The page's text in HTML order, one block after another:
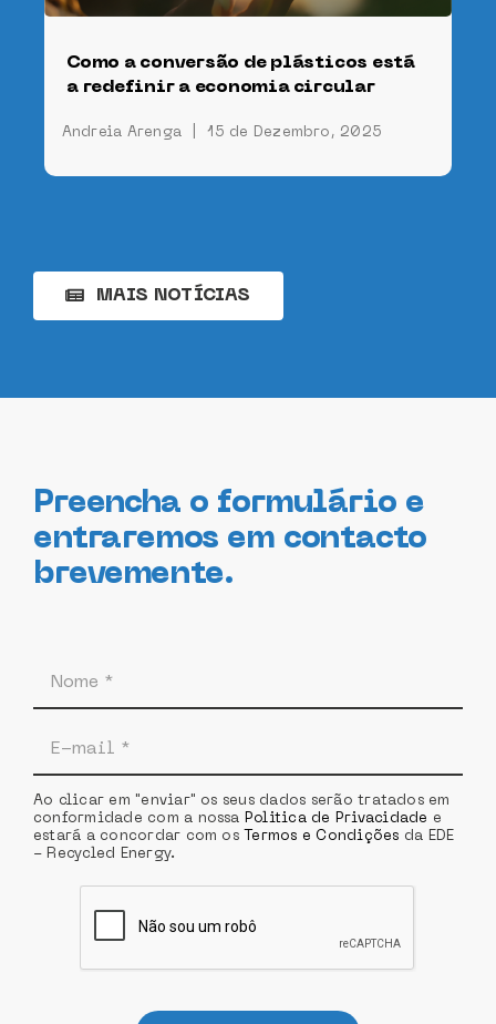
MAIS NOTÍCIAS
Como a conversão de plásticos está
a redefinir a economia circular
Andreia Arenga 15 de Dezembro, 2025
Preencha o formulário e
entraremos em contacto
brevemente.
Ao clicar em "enviar" os seus dados serão tratados em
conformidade com a nossa
Politica de Privacidade e
estará a concordar com os
Termos e Condições da EDE
- Recycled Energy.